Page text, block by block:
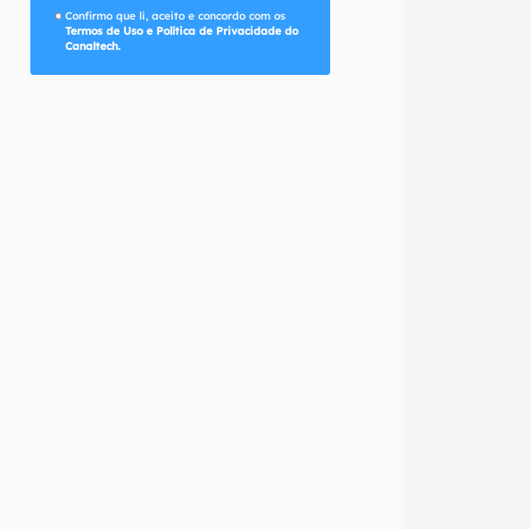
Confirmo que li, aceito e concordo com os
Termos de Uso e Política de Privacidade do
Canaltech.